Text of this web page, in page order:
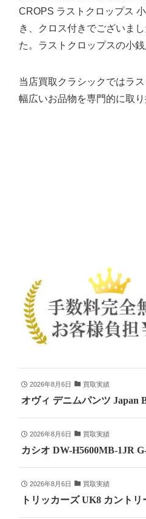
CROPS ラストクロップス
き、クロス付きでございま
た。ラストクロップスの小
当店買取クラシックではラ
幅広いお品物を専門的に取
2026年8月6日 買取実績
オヴィ デニムパンツ Japan
2026年8月6日 買取実績
カシオ DW-H5600MB-1JR
2026年8月6日 買取実績
トリッカーズ UK8 カント